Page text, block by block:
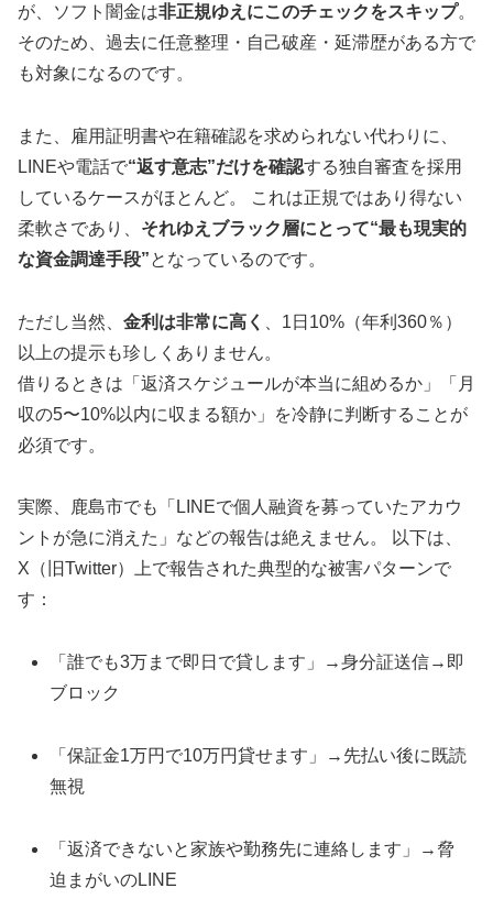
が、ソフト闇金は非正規ゆえにこのチェックをスキップ。
そのため、過去に任意整理・自己破産・延滞歴がある方で
も対象になるのです。
また、雇用証明書や在籍確認を求められない代わりに、
LINEや電話で“返す意志”だけを確認する独自審査を採用
しているケースがほとんど。 これは正規ではあり得ない
柔軟さであり、 それゆえブラック層にとって“最も現実的
な資金調達手段”となっているのです。
ただし当然、 金利は非常に高く
、1日10%（年利360％）
以上の提示も珍しくありません。
借りるときは「返済スケジュールが本当に組めるか」「月
収の5〜10%以内に収まる額か」を冷静に判断することが
必須です。
実際、鹿島市でも「LINEで個人融資を募っていたアカウ
ントが急に消えた」などの報告は絶えません。 以下は、
X（旧Twitter）上で報告された典型的な被害パターンで
す：
「誰でも3万まで即日で貸します」→身分証送信→即
ブロック
「保証金1万円で10万円貸せます」→先払い後に既読
無視
「返済できないと家族や勤務先に連絡します」→脅
迫まがいのLINE